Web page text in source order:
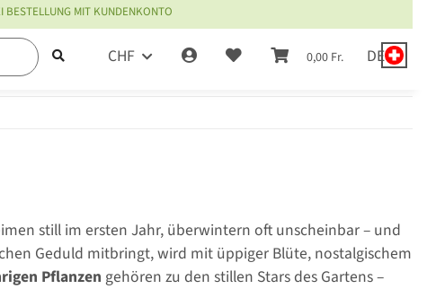
BESTELLUNG MIT KUNDENKONTO
CHF 0,00 Fr. DE
still im ersten Jahr, überwintern oft unscheinbar – und
Geduld mitbringt, wird mit üppiger Blüte, nostalgischem
Pflanzen gehören zu den stillen Stars des Gartens –